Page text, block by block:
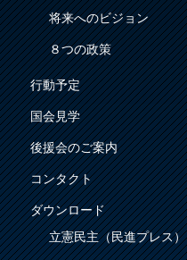
将来へのビジョン
８つの政策
行動予定
国会見学
後援会のご案内
コンタクト
ダウンロード
立憲民主（民進プレス）